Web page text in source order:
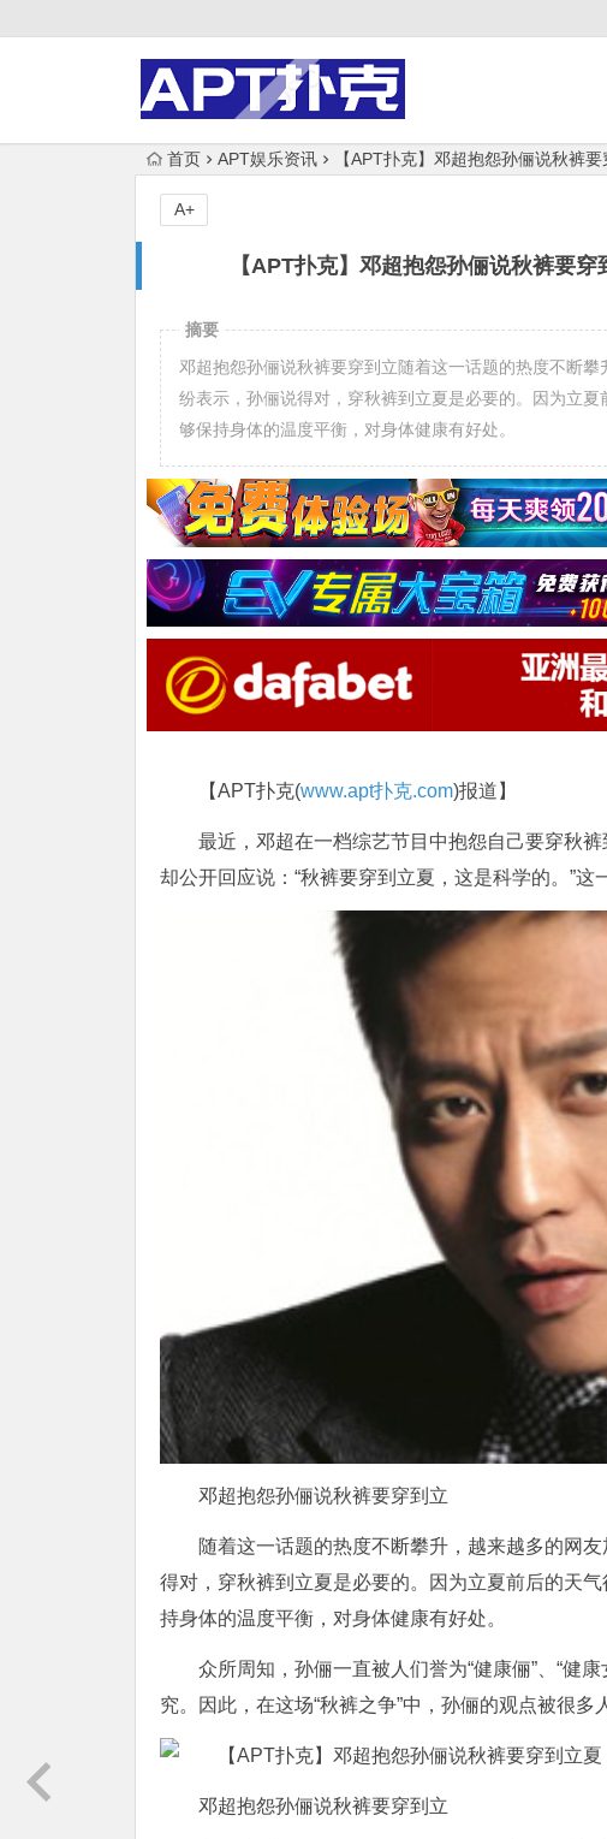
首页 APT娱乐资讯 【APT扑克】邓超抱怨孙俪说秋裤
【APT扑克】邓超抱怨孙俪说秋裤要
A+
摘要
邓超抱怨孙俪说秋裤要穿到立随着这一话题的热度不断
纷表示，孙俪说得对，穿秋裤到立夏是必要的。因为立
够保持身体的温度平衡，对身体健康有好处。
【APT扑克(www.apt扑克.com)报道】
最近，邓超在一档综艺节目中抱怨自己要穿秋
却公开回应说：“秋裤要穿到立夏，这是科学的。”这
邓超抱怨孙俪说秋裤要穿到立
随着这一话题的热度不断攀升，越来越多的网
得对，穿秋裤到立夏是必要的。因为立夏前后的天
持身体的温度平衡，对身体健康有好处。
众所周知，孙俪一直被人们誉为“健康俪”、“健
究。因此，在这场“秋裤之争”中，孙俪的观点被很多
邓超抱怨孙俪说秋裤要穿到立